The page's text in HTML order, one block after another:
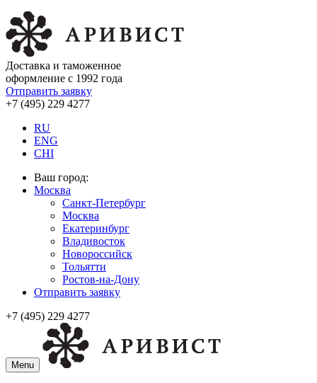
Доставка и таможенное
оформление с 1992 года
Отправить заявку
+7 (495) 229 4277
RU
ENG
CHI
Ваш город:
Москва
Санкт-Петербург
Москва
Екатеринбург
Владивосток
Новороссийск
Тольятти
Ростов-на-Дону
Отправить заявку
+7 (495) 229 4277
Menu